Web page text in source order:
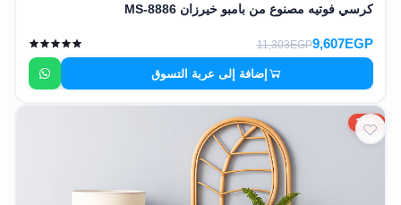
كرسي فوتيه مصنوع من بامبو خيرزان MS-8886
9,607EGP
11,303EGP
إضافة إلى عربة التسوق
15%